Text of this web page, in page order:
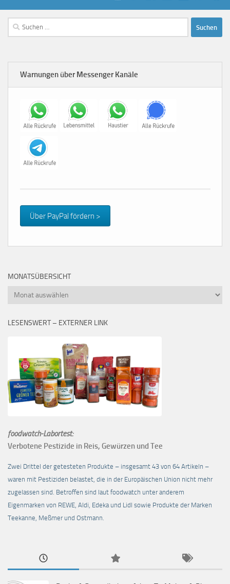
Suchen
nach:
Warnungen über Messenger Kanäle
Über PayPal fördern >
MONATSÜBERSICHT
Monatsübersicht
LESENSWERT – EXTERNER LINK
foodwatch-Labortest:
Verbotene Pestizide in Reis, Gewürzen und Tee
Zwei Drittel der getesteten Produkte – insgesamt 43 von 64 Artikeln –
waren mit Pestiziden belastet, die in der Europäischen Union nicht mehr
zugelassen sind. Betroffen sind laut foodwatch unter anderem
Eigenmarken von REWE, Aldi, Edeka und Lidl sowie Produkte der Marken
Teekanne, Meßmer und Ostmann.